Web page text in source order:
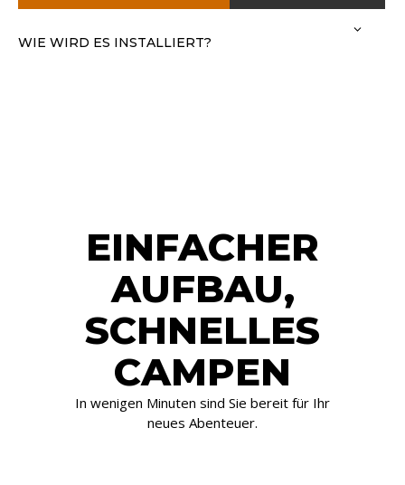
WIE WIRD ES INSTALLIERT?
EINFACHER
AUFBAU,
SCHNELLES
CAMPEN
In wenigen Minuten sind Sie bereit für Ihr
neues Abenteuer.